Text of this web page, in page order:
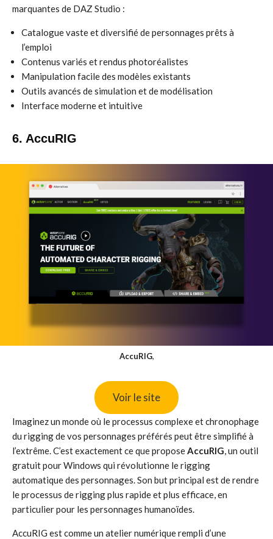
marquantes de DAZ Studio :
Catalogue vaste et diversifié de personnages prêts à
l’emploi
Contenus variés et rendus photoréalistes
Manipulation facile des modèles existants
Outils avancés de simulation et de modélisation
Interface moderne et intuitive
6. AccuRIG
AccuRIG,
Voir le site
Imaginez un monde où le processus complexe et chronophage
du rigging de vos personnages préférés peut être simplifié à
l’extrême. C’est exactement ce que proposeAccuRIG, un outil
gratuit pour Windows qui révolutionne le rigging
automatique des personnages. Son but principal est de rendre
le processus de rigging plus rapide et plus efficace, en
particulier pour les personnages humanoïdes.
AccuRIG est comme un atelier numérique rempli d’une